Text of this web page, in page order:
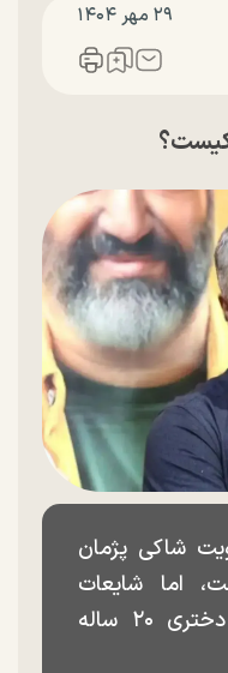
۲۹ مهر ۱۴۰۴
شاکی پژمان
اما شایعات
فراوان. گفته می‌شود او دختری ۲۰ ساله